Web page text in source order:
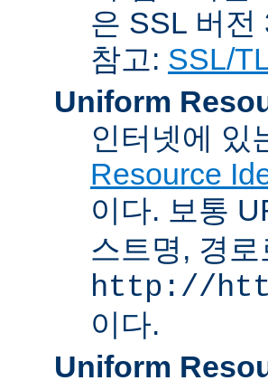
은 SSL 버전
참고: SSL/
Uniform
인터넷에 있
Resource
이다. 보통
스트명, 경
http://
이다.
Uniform